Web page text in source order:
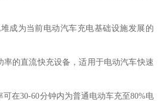
成为当前电动汽车充电基础设施发展的
率的直流快充设备，适用于电动汽车快速
在30-60分钟内为普通电动车充至80%电